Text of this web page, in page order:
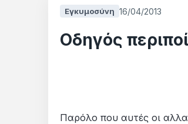
Εγκυμοσύνη 16/04/2013
Οδηγός
Παρόλο που αυτές οι